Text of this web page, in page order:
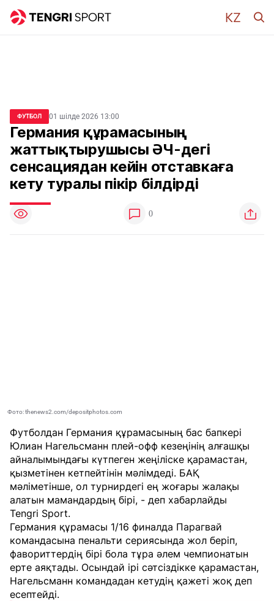
ФУТБОЛ 01 шілде 2026 13:00
Германия құрамасының
жаттықтырушысы ӘЧ-дегі
сенсациядан кейін отставкаға
кету туралы пікір білдірді
0
Фото: thenews2.com/depositphotos.com
Футболдан Германия құрамасының бас бапкері
Юлиан Нагельсманн плей-офф кезеңінің алғашқы
айналымындағы күтпеген жеңіліске қарамастан,
қызметінен кетпейтінін мәлімдеді. БАҚ
мәліметінше, ол турнирдегі ең жоғары жалақы
алатын мамандардың бірі, - деп хабарлайды
Tengri Sport.
Германия құрамасы 1/16 финалда Парагвай
командасына пенальти сериясында жол беріп,
фавориттердің бірі бола тұра әлем чемпионатын
ерте аяқтады. Осындай ірі сәтсіздікке қарамастан,
Нагельсманн командадан кетудің қажеті жоқ деп
есептейді.